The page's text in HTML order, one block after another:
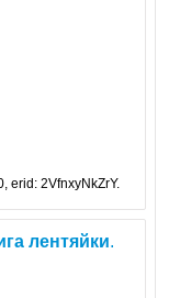
2VfnxyNkZrY.
лентяйки.